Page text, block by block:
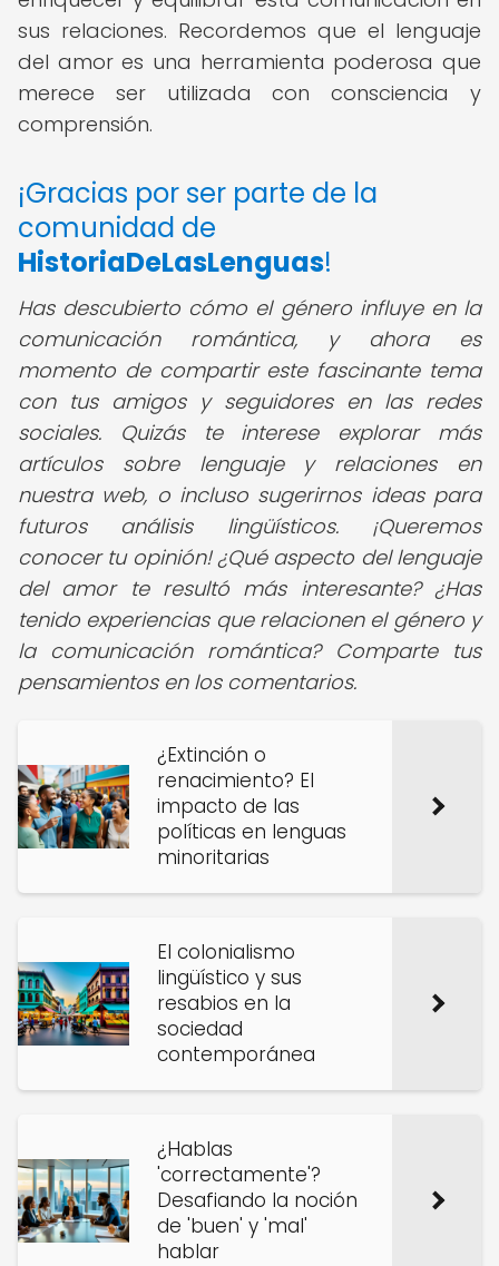
sus relaciones. Recordemos que el lenguaje
del amor es una herramienta poderosa que
merece ser utilizada con consciencia y
comprensión.
¡Gracias por ser parte de la
comunidad de
HistoriaDeLasLenguas!
Has descubierto cómo el género influye en la
comunicación romántica, y ahora es
momento de compartir este fascinante tema
con tus amigos y seguidores en las redes
sociales. Quizás te interese explorar más
artículos sobre lenguaje y relaciones en
nuestra web, o incluso sugerirnos ideas para
futuros análisis lingüísticos. ¡Queremos
conocer tu opinión! ¿Qué aspecto del lenguaje
del amor te resultó más interesante? ¿Has
tenido experiencias que relacionen el género y
la comunicación romántica? Comparte tus
pensamientos en los comentarios.
¿Extinción o
renacimiento? El
impacto de las
políticas en lenguas
minoritarias
El colonialismo
lingüístico y sus
resabios en la
sociedad
contemporánea
¿Hablas
'correctamente'?
Desafiando la noción
de 'buen' y 'mal'
hablar